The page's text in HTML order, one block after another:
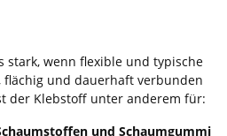
stark, wenn flexible und typische
flächig und dauerhaft verbunden
der Klebstoff unter anderem für:
und Schaumgummi